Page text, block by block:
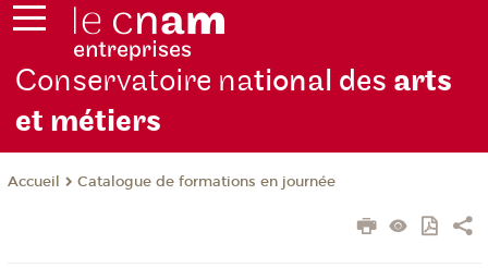
Conservatoire national des arts
et métiers
Accueil Catalogue de formations en journée